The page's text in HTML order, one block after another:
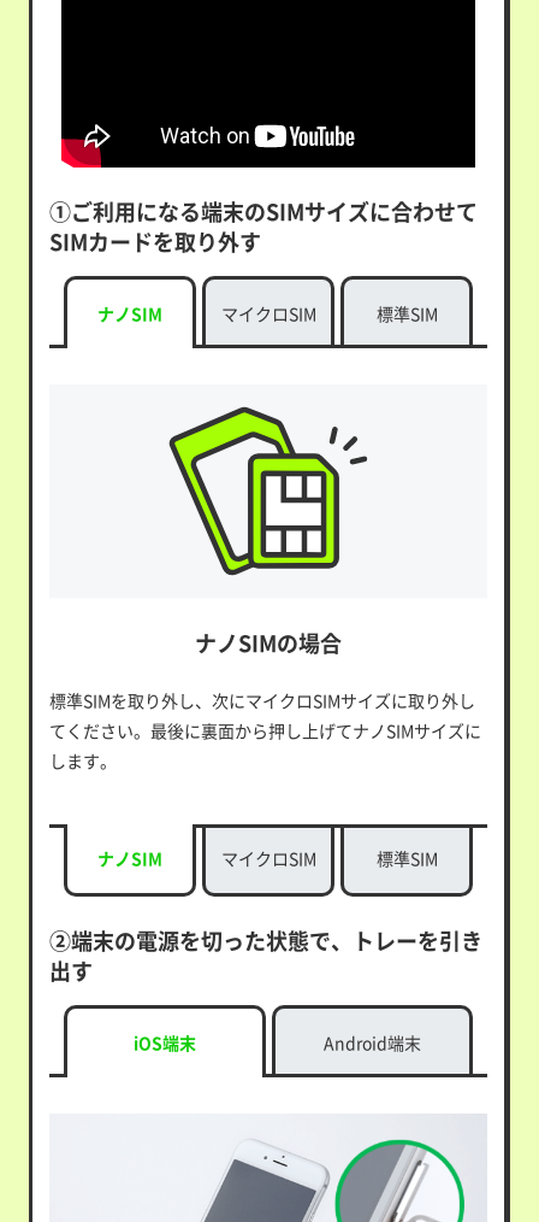
①ご利用になる端末のSIMサイズに合わせて
SIMカードを取り外す
ナノSIM マイクロSIM 標準SIM
ナノSIMの場合
標準SIMを取り外し、次にマイクロSIMサイズに取り外し
てください。最後に裏面から押し上げてナノSIMサイズに
します。
ナノSIM マイクロSIM 標準SIM
②端末の電源を切った状態で、トレーを引き
出す
iOS端末 Android端末